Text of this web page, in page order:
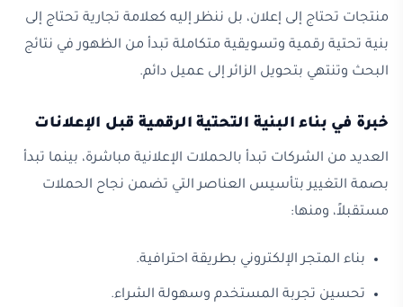
منتجات تحتاج إلى إعلان، بل ننظر إليه كعلامة تجارية تحتاج إلى
بنية تحتية رقمية وتسويقية متكاملة تبدأ من الظهور في نتائج
البحث وتنتهي بتحويل الزائر إلى عميل دائم.
خبرة في بناء البنية التحتية الرقمية قبل الإعلانات
العديد من الشركات تبدأ بالحملات الإعلانية مباشرة، بينما تبدأ
بصمة التغيير بتأسيس العناصر التي تضمن نجاح الحملات
مستقبلاً، ومنها:
بناء المتجر الإلكتروني بطريقة احترافية.
تحسين تجربة المستخدم وسهولة الشراء.